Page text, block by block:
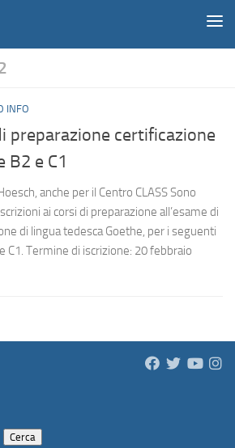
INFO
preparazione certificazione
B2 e C1
anche per il Centro CLASS Sono
ai corsi di preparazione all’esame di
di lingua tedesca Goethe, per i seguenti
C1. Termine di iscrizione: 20 febbraio
Cerca